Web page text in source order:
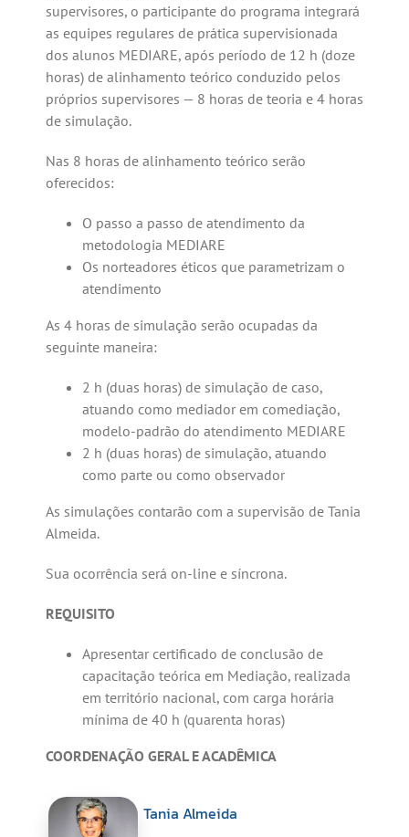
supervisores, o participante do programa integrará
as equipes regulares de prática supervisionada
dos alunos MEDIARE, após período de 12 h (doze
horas) de alinhamento teórico conduzido pelos
próprios supervisores — 8 horas de teoria e 4 horas
de simulação.
Nas 8 horas de alinhamento teórico serão
oferecidos:
O passo a passo de atendimento da
metodologia MEDIARE
Os norteadores éticos que parametrizam o
atendimento
As 4 horas de simulação serão ocupadas da
seguinte maneira:
2 h (duas horas) de simulação de caso,
atuando como mediador em comediação,
modelo-padrão do atendimento MEDIARE
2 h (duas horas) de simulação, atuando
como parte ou como observador
As simulações contarão com a supervisão de Tania
Almeida.
Sua ocorrência será on-line e síncrona.
REQUISITO
Apresentar certificado de conclusão de
capacitação teórica em Mediação, realizada
em território nacional, com carga horária
mínima de 40 h (quarenta horas)
COORDENAÇÃO GERAL E ACADÊMICA
Tania Almeida